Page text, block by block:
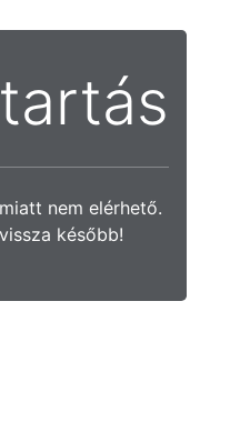
nem elérhető.
később!